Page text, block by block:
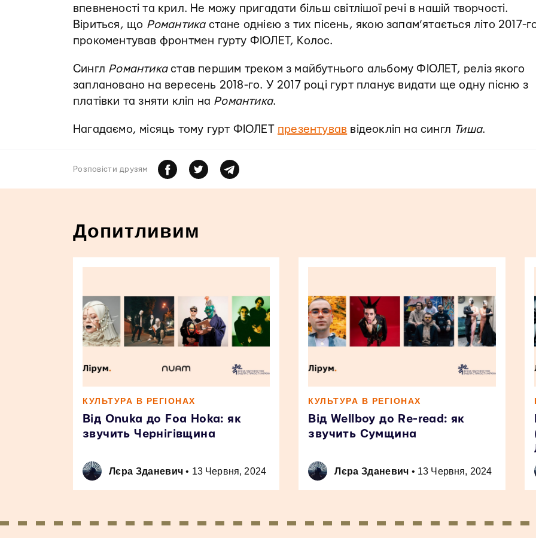
впевненості та крил. Не можу пригадати більш світлішої речі в нашій творчості.
Віриться, що Романтикастане однією з тих пісень, якою запам’ятається літо 2017-
прокоментував фронтмен гурту ФІОЛЕТ, Колос.
Сингл Романтикастав першим треком з майбутнього альбому ФІОЛЕТ, реліз якого
заплановано на вересень 2018-го. У 2017 році гурт планує видати ще одну пісню з
платівки та зняти кліп на Романтика.
Нагадаємо, місяць тому гурт ФІОЛЕТ презентував відеокліп на сингл Тиша.
Розповiсти друзям
Допитливим
КУЛЬТУРА В РЕГІОНАХ
Від Onuka до Foa Hoka: як
звучить Чернігівщина
Лєра Зданевич • 13 Червня, 2024
КУЛЬТУРА В РЕГІОНАХ
Від Wellboy до Re-read: як
звучить Сумщина
Лєра Зданевич • 13 Червня, 2024